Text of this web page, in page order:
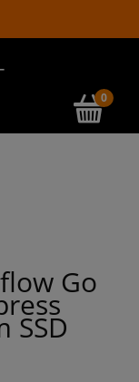
Go
SSD